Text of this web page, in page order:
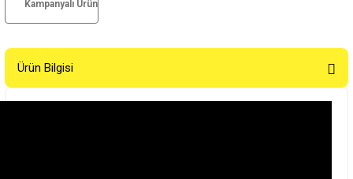
Kampanyalı Ürün
Ürün Bilgisi